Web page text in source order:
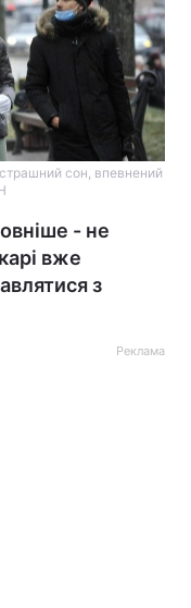
сон, впевнений
- не
вже
з
Реклама